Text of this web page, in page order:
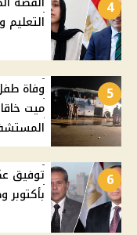
4
التعليم
5
ميت
6